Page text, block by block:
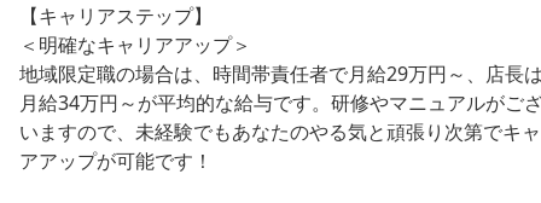
【キャリアステップ】
＜明確なキャリアアップ＞
地域限定職の場合は、時間帯責任者で月給29万円～、店長
月給34万円～が平均的な給与です。研修やマニュアルがご
いますので、未経験でもあなたのやる気と頑張り次第でキ
アアップが可能です！